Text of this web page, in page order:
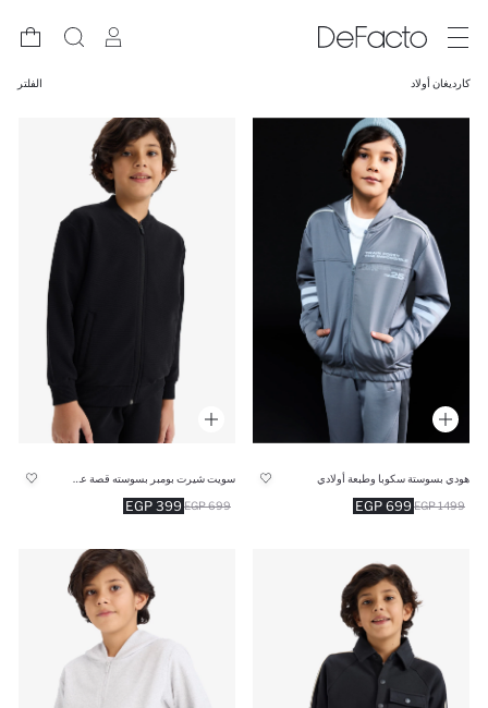
كارديغان أولاد الفلتر
هودي بسوستة سكوبا وطبعة أولادي
699 EGP 1499 EGP
399 EGP 699 EGP